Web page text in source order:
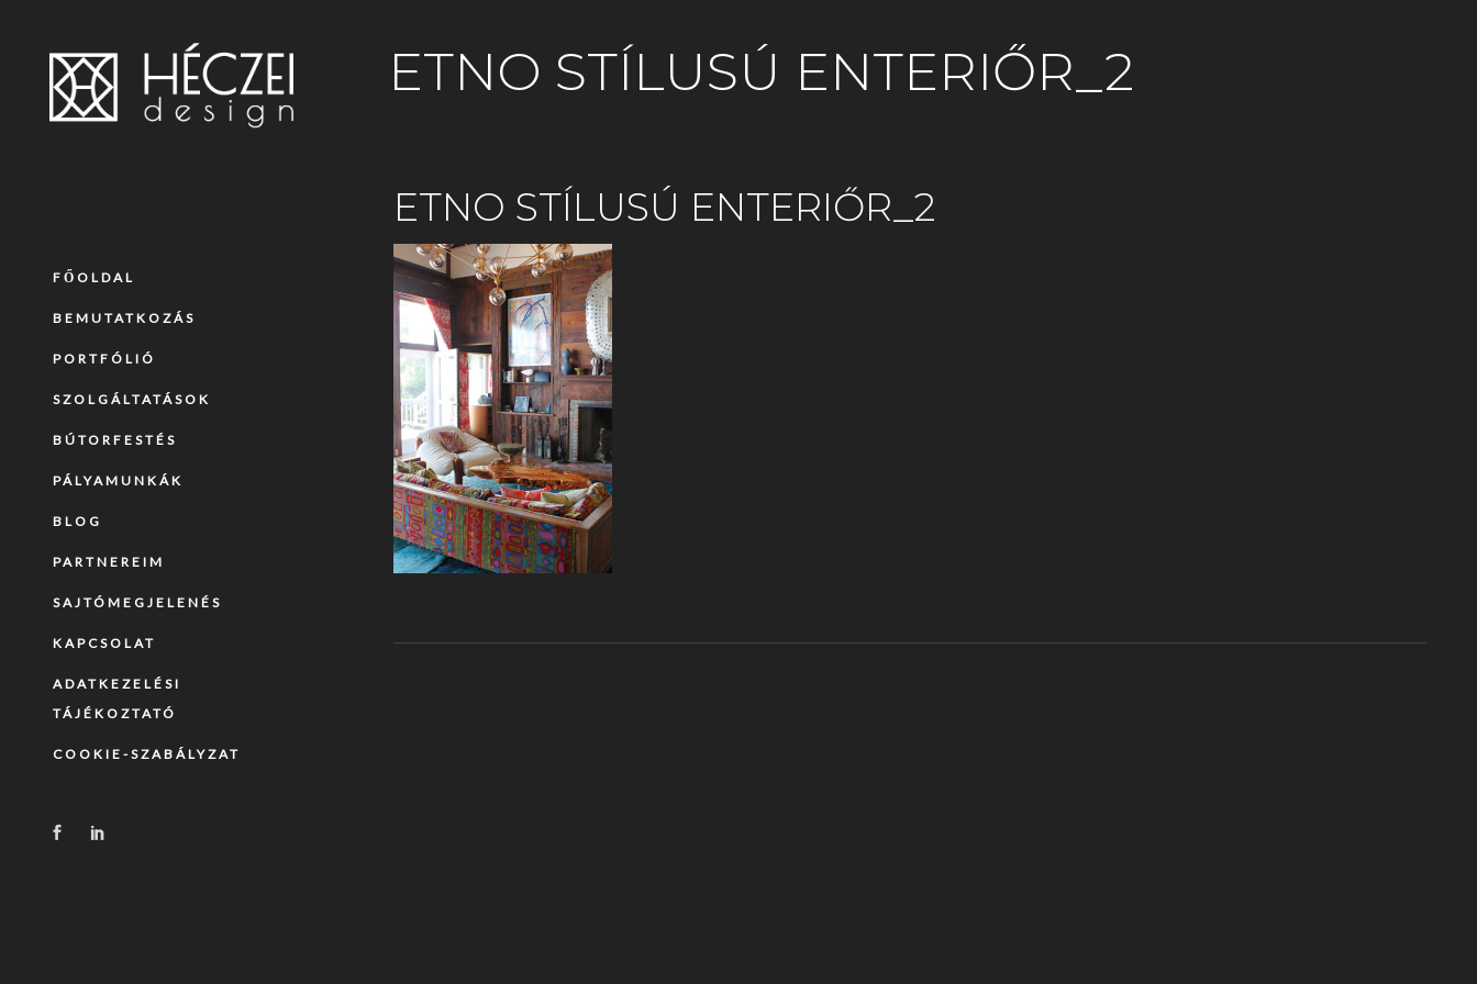
FŐOLDAL
BEMUTATKOZÁS
PORTFÓLIÓ
SZOLGÁLTATÁSOK
BÚTORFESTÉS
PÁLYAMUNKÁK
BLOG
PARTNEREIM
SAJTÓMEGJELENÉS
KAPCSOLAT
ADATKEZELÉSI
TÁJÉKOZTATÓ
COOKIE-SZABÁLYZAT
ETNO STÍLUSÚ ENTERIŐR_2
ETNO STÍLUSÚ ENTERIŐR_2